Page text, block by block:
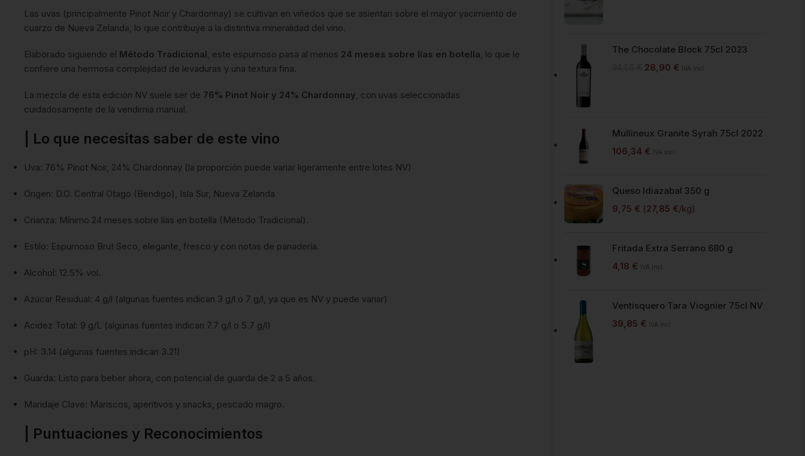
Las uvas (principalmente Pinot Noir y Chardonnay) se cultivan en viñedos que se asientan sobre el mayor yacimiento de
cuarzo de Nueva Zelanda, lo que contribuye a la distintiva mineralidad del vino.
Elaborado siguiendo el Método Tradicional, este espumoso pasa al menos 24 meses sobre lías en botella, lo que le
confiere una hermosa complejidad de levaduras y una textura fina.
La mezcla de esta edición NV suele ser de 76% Pinot Noir y 24% Chardonnay, con uvas seleccionadas
cuidadosamente de la vendimia manual.
| Lo que necesitas saber de este vino
Uva: 76% Pinot Noir, 24% Chardonnay (la proporción puede variar ligeramente entre lotes NV)
Origen: D.O. Central Otago (Bendigo), Isla Sur, Nueva Zelanda
Crianza: Mínimo 24 meses sobre lías en botella (Método Tradicional).
Estilo: Espumoso Brut Seco, elegante, fresco y con notas de panadería.
Alcohol: 12.5% vol.
Azúcar Residual: 4 g/l (algunas fuentes indican 3 g/l o 7 g/l, ya que es NV y puede variar)
Acidez Total: 9 g/L (algunas fuentes indican 7.7 g/l o 5.7 g/l)
pH: 3.14 (algunas fuentes indican 3.21)
Guarda: Listo para beber ahora, con potencial de guarda de 2 a 5 años.
Maridaje Clave: Mariscos, aperitivos y snacks, pescado magro.
| Puntuaciones y Reconocimientos
The Chocolate Block 75cl 2023
28,90 € IVA incl.
Mullineux Granite Syrah 75cl 2022
106,34 € IVA incl.
Queso Idiazabal 350 g
9,75 € (27,85 €/kg)
Fritada Extra Serrano 680 g
4,18 € IVA incl.
Ventisquero Tara Viognier 75cl NV
39,85 € IVA incl.